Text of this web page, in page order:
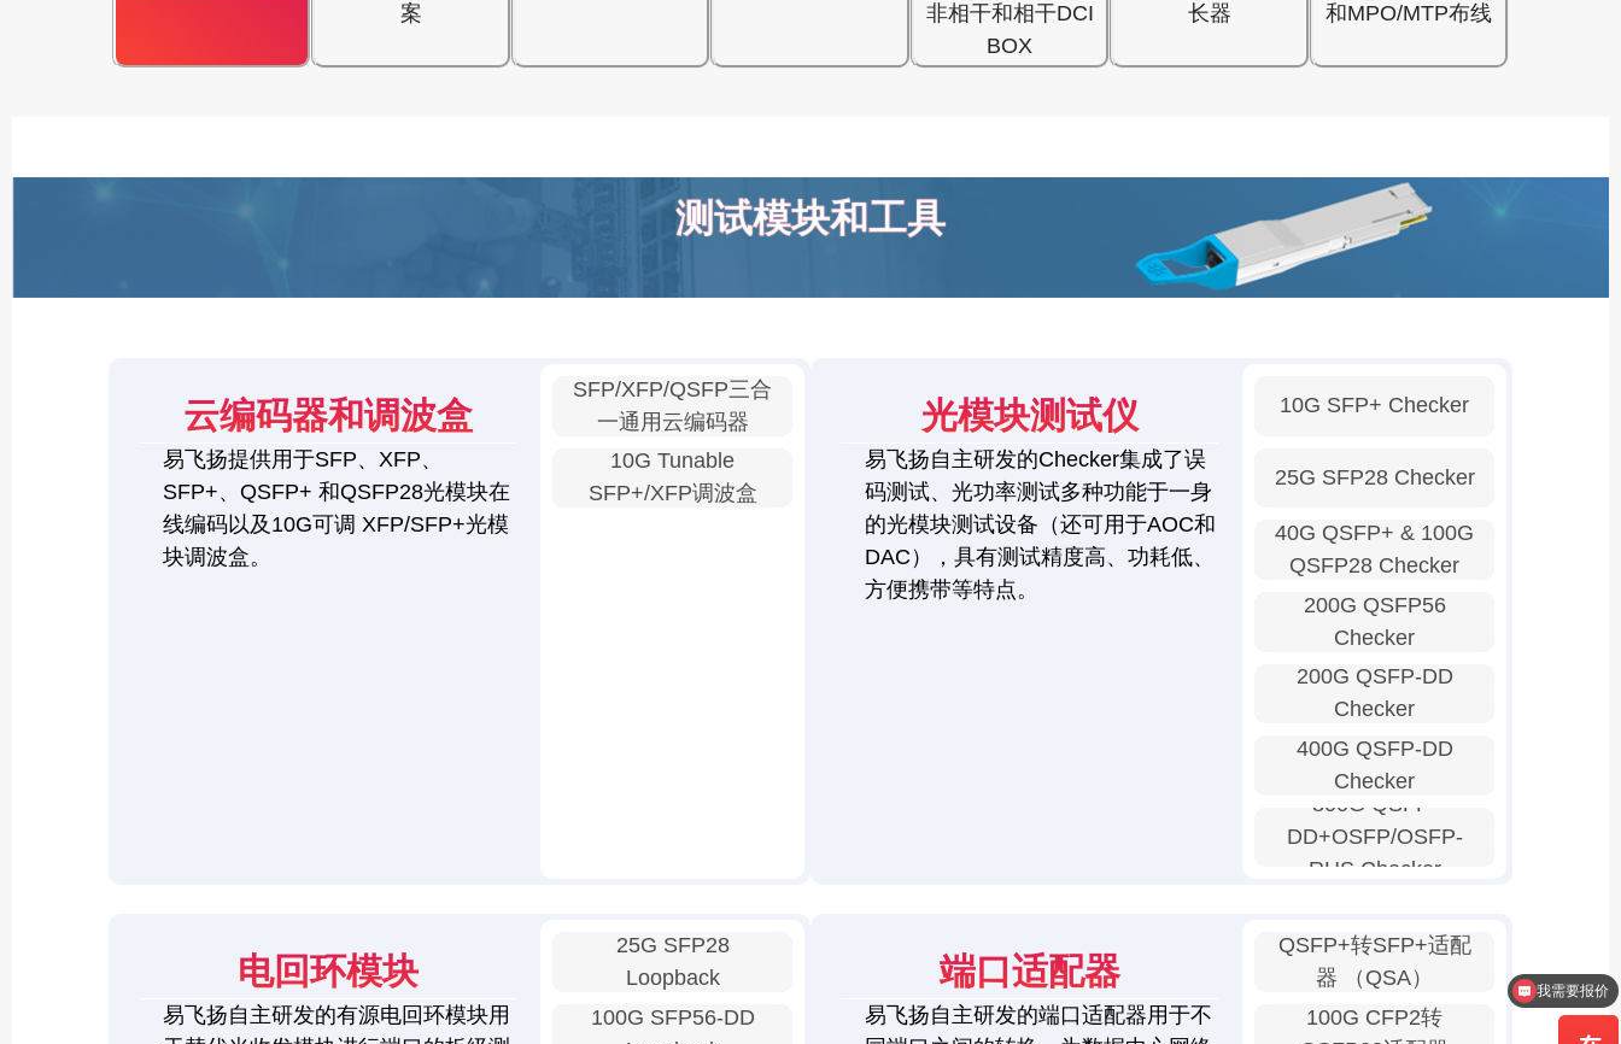
案
非相干和相干DCI
BOX
长器
和MPO/MTP布线
测试模块和工具
云编码器和调波盒
易飞扬提供用于SFP、XFP、
SFP+、QSFP+ 和QSFP28光模块在
线编码以及10G可调 XFP/SFP+光模
块调波盒。
SFP/XFP/QSFP三合
一通用云编码器
10G Tunable
SFP+/XFP调波盒
光模块测试仪
易飞扬自主研发的Checker集成了误
码测试、光功率测试多种功能于一身
的光模块测试设备（还可用于AOC和
DAC），具有测试精度高、功耗低、
方便携带等特点。
10G SFP+ Checker
25G SFP28 Checker
40G QSFP+ & 100G
QSFP28 Checker
200G QSFP56
Checker
200G QSFP-DD
Checker
400G QSFP-DD
Checker
800G QSFP-
DD+OSFP/OSFP-
RHS Checker
电回环模块
易飞扬自主研发的有源电回环模块用
25G SFP28
Loopback
100G SFP56-DD
端口适配器
易飞扬自主研发的端口适配器用于不
QSFP+转SFP+适配
器 （QSA）
100G CFP2转
我需要报价